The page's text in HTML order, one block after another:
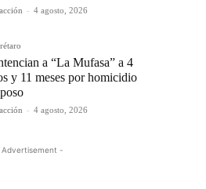
- 4 agosto, 2026
a “La Mufasa” a 4
y 11 meses por homicidio
- 4 agosto, 2026
-